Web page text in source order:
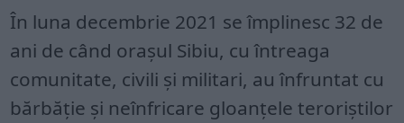
În luna decembrie 2021 se împlinesc 32 de
ani de când orașul Sibiu, cu întreaga
comunitate, civili și militari, au înfruntat cu
bărbăție și neînfricare gloanțele teroriștilor